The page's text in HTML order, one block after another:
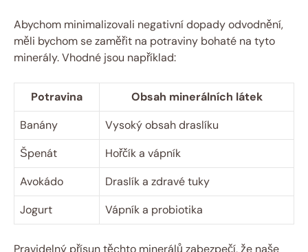
Abychom minimalizovali negativní dopady odvodnění,
měli bychom se zaměřit na potraviny bohaté na tyto
minerály. Vhodné jsou například:
Potravina
Obsah minerálních látek
Banány
Vysoký obsah draslíku
Špenát
Hořčík a vápník
Avokádo
Draslík a zdravé tuky
Jogurt
Vápník a probiotika
Pravidelný přísun těchto minerálů zabezpečí, že naše